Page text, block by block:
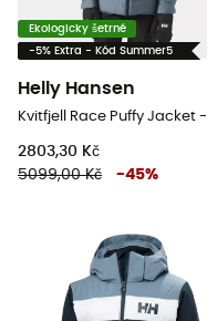
Ekologicky šetrné
-5% Extra - Kód Summer5
Helly Hansen
2803,30 Kč
5099,00 Kč
-45%